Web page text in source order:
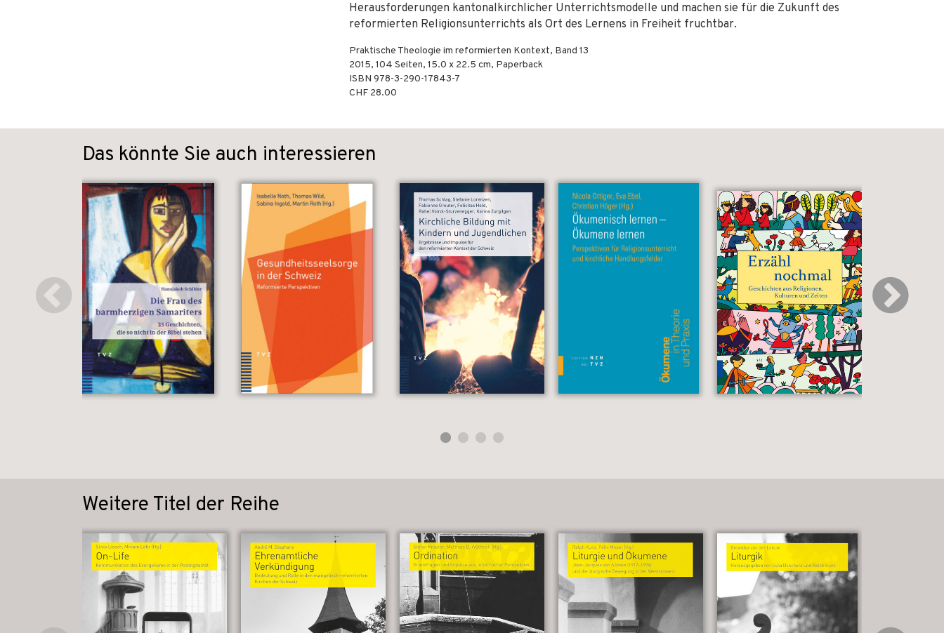
Herausforderungen kantonalkirchlicher Unterrichtsmodelle und machen sie für die Zukunft des
reformierten Religionsunterrichts als Ort des Lernens in Freiheit fruchtbar.
Praktische Theologie im reformierten Kontext, Band 13
2015, 104 Seiten, 15.0 x 22.5 cm, Paperback
ISBN 978-3-290-17843-7
CHF 28.00
Das könnte Sie auch interessieren
Weitere Titel der Reihe